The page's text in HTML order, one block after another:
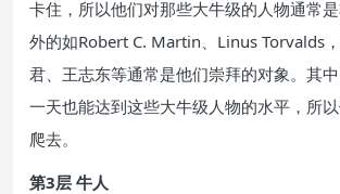
卡住，所以他们对那些大牛级的人物通常
外的如Robert C. Martin、Linus Torvalds
君、王志东等通常是他们崇拜的对象。其
一天也能达到这些大牛级人物的水平，所
爬去。
第3层 牛人